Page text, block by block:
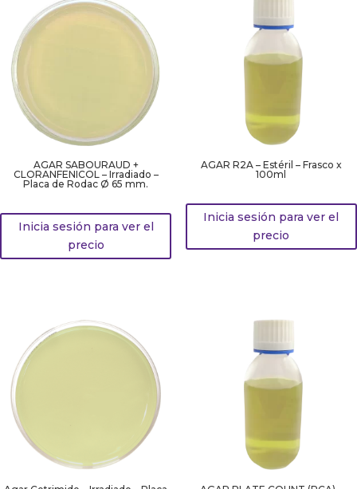
AGAR SABOURAUD +
CLORANFENICOL – Irradiado –
Placa de Rodac Ø 65 mm.
Inicia sesión para ver el
precio
AGAR R2A – Estéril – Frasco x
100ml
Inicia sesión para ver el
precio